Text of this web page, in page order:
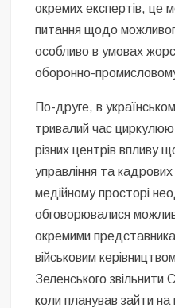
окремих експертів, це
питання щодо
особливо в умовах
оборонно-
По-друге, в
тривалий час
різних центрів впливу
управління та
медійному просторі
обговорювалися
окремими
військовим
Зеленського звільнити
коли планував зайти